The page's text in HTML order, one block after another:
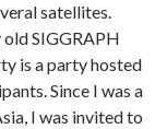
satellites.
SIGGRAPH
is a party hosted
Since I was a
I was invited to